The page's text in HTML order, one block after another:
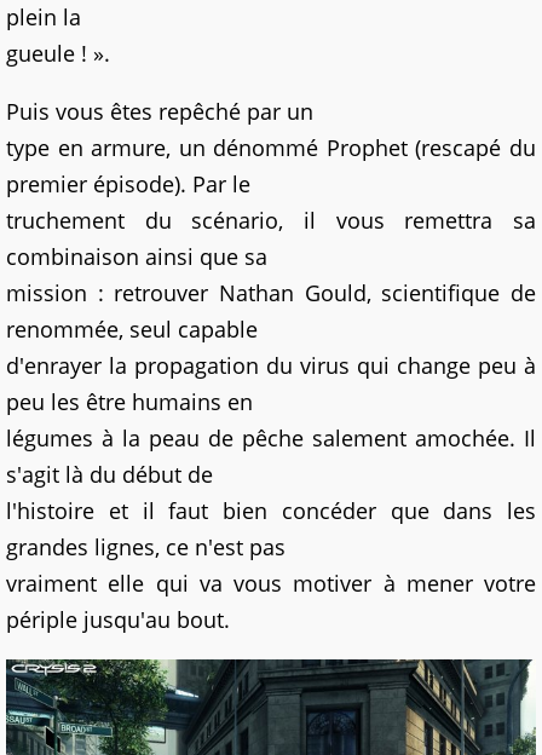
plein la
gueule ! ».
Puis vous êtes repêché par un
type en armure, un dénommé Prophet (rescapé du
premier épisode). Par le
truchement du scénario, il vous remettra sa
combinaison ainsi que sa
mission : retrouver Nathan Gould, scientifique de
renommée, seul capable
d'enrayer la propagation du virus qui change peu à
peu les être humains en
légumes à la peau de pêche salement amochée. Il
s'agit là du début de
l'histoire et il faut bien concéder que dans les
grandes lignes, ce n'est pas
vraiment elle qui va vous motiver à mener votre
périple jusqu'au bout.